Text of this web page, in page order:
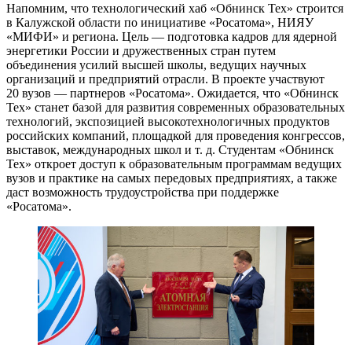
Напомним, что технологический хаб «Обнинск Тех» строится
в Калужской области по инициативе «Росатома», НИЯУ
«МИФИ» и региона. Цель — ​подготовка кадров для ядерной
энергетики России и дружественных стран путем
объединения усилий высшей школы, ведущих научных
организаций и предприятий отрасли. В проекте участвуют
20 вузов — ​партнеров «Росатома». Ожидается, что «Обнинск
Тех» станет базой для развития современных образовательных
технологий, экспозицией высокотехнологичных продуктов
российских компаний, площадкой для проведения конгрессов,
выставок, международных школ и т. д. Студентам «Обнинск
Тех» откроет доступ к образовательным программам ведущих
вузов и практике на самых передовых предприятиях, а также
даст возможность трудоустройства при поддержке
«Росатома».